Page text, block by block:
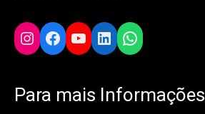
Instagram
Facebook
YouTube
LinkedIn
WhatsApp
Para mais Informações